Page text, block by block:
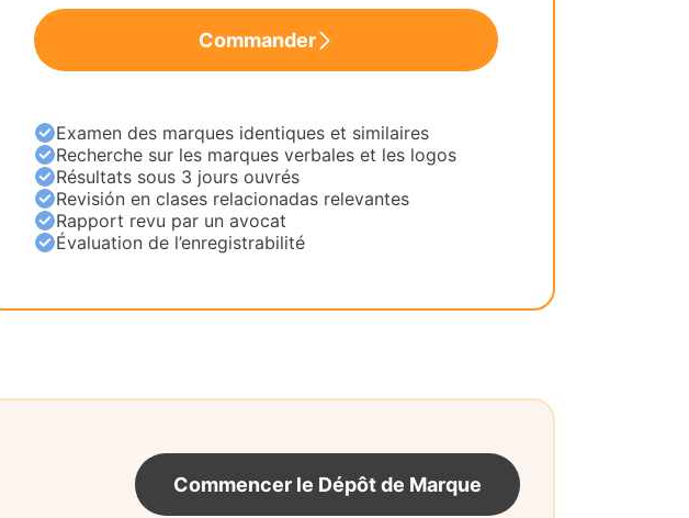
Commander
Examen des marques identiques et similaires
Recherche sur les marques verbales et les logos
Résultats sous 3 jours ouvrés
Revisión en clases relacionadas relevantes
Rapport revu par un avocat
Évaluation de l’enregistrabilité
Commencer le Dépôt de Marque